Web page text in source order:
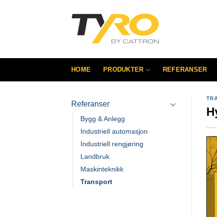
HOME PRODUKTER REFERANSER
Referanser
Bygg & Anlegg
Industriell automasjon
Industriell rengjøring
Landbruk
Maskinteknikk
Transport